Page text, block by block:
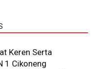
Keren Serta
1 Cikoneng